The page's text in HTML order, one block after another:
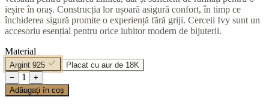
ieșire în oraș. Construcția lor ușoară asigură confort, în timp ce
închiderea sigură promite o experiență fără griji. Cerceii Ivy sunt un
accesoriu esențial pentru orice iubitor modern de bijuterii.
Material
Argint 925
Placat cu aur de 18K
−
1
+
Adăugați în coș